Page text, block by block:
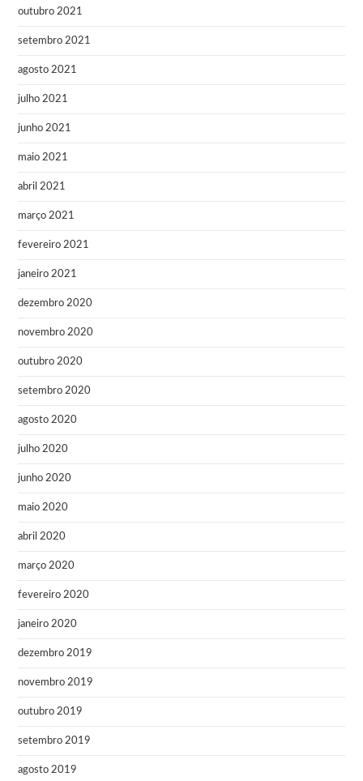
outubro 2021
setembro 2021
agosto 2021
julho 2021
junho 2021
maio 2021
abril 2021
março 2021
fevereiro 2021
janeiro 2021
dezembro 2020
novembro 2020
outubro 2020
setembro 2020
agosto 2020
julho 2020
junho 2020
maio 2020
abril 2020
março 2020
fevereiro 2020
janeiro 2020
dezembro 2019
novembro 2019
outubro 2019
setembro 2019
agosto 2019